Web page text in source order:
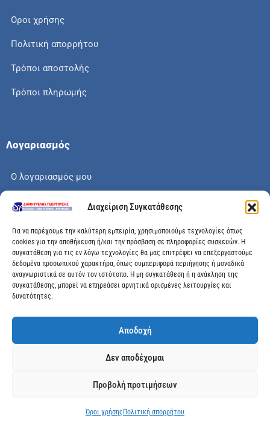
Διαχείριση Συγκατάθεσης
Για να παρέχουμε την καλύτερη εμπειρία, χρησιμοποιούμε τεχνολογίες όπως
cookies για την αποθήκευση ή/και την πρόσβαση σε πληροφορίες συσκευών. Η
συγκατάθεση για τις εν λόγω τεχνολογίες θα μας επιτρέψει να επεξεργαστούμε
δεδομένα προσωπικού χαρακτήρα, όπως συμπεριφορά περιήγησης ή μοναδικά
αναγνωριστικά σε αυτόν τον ιστότοπο. Η μη συγκατάθεση ή η ανάκληση της
συγκατάθεσης, μπορεί να επηρεάσει αρνητικά ορισμένες λειτουργίες και
δυνατότητες.
Αποδοχή
Δεν αποδέχομαι
Προβολή προτιμήσεων
Όροι χρήσης Πολιτική απορρήτου
Οροι χρήσης
Πολιτική απορρήτου
Τρόποι αποστολής
Τρόποι πληρωμής
Λογαριασμός
Ο λογαριασμός μου
Το καλάθι μου
Check out
Διεύθυνση
Μεγάλης Χώρας 89, Αγρίνιο, Τ.Κ: 30100
info@dimitrelis-georgousis.gr
© 2025 dimitrelis-georgousis.gr. All rights reserved.